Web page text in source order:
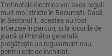
Trotinetele electrice vor avea reguli
mult mai stricte în București. Dacă
în Sectorul 1, acestea au fost
interzise în parcuri, și la locurile de
joacă și Primăria generală
pregătește un regulament nou,
pentru cele de închiriat.